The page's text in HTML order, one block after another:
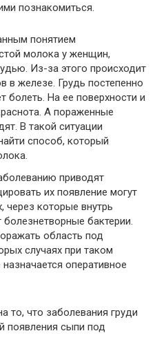
познакомиться.
понятием
молока у женщин,
Из-за этого происходит
в железе. Грудь постепенно
болеть. На ее поверхности и
А пораженные
В такой ситуации
способ, который
приводят
их появление могут
через которые внутрь
бактерии.
область под
случаях при таком
оперативное
то, что заболевания груди
появления сыпи под